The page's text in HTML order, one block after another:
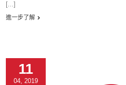
[...]
進一步了解
11
04, 2019